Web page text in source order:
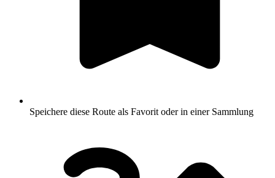
Speichere diese Route als Favorit oder in einer Sammlung